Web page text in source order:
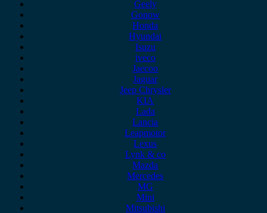
Geely
Gonow
Honda
Hyundai
Isuzu
iveco
Jaecoo
Jaguar
Jeep Chrysler
KIA
Lada
Lancia
Leapmotor
Lexus
Lynk & co
Mazda
Mercedes
MG
Mini
Mitsubishi